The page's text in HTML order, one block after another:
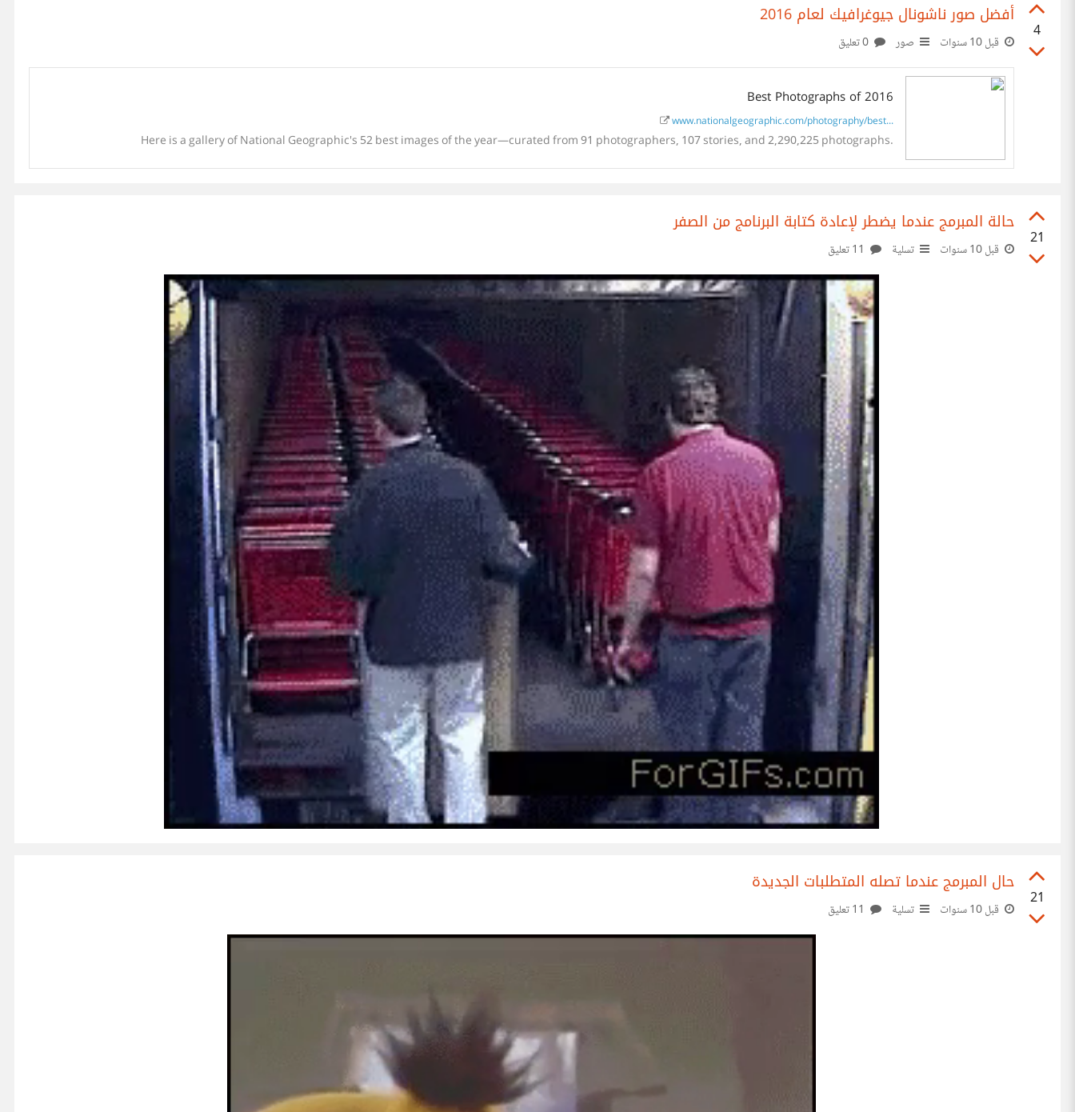
4
أفضل صور ناشونال جيوغرافيك لعام 2016
قبل 10 سنوات صور
Best Photographs of 2016
www.nationalgeographic.com/photography/best...
Here is a gallery of National Geographic's 52 best images of the year—curated from 91 photographers, 107 stories, and 2,290,225 photographs.
21
حالة المبرمج عندما يضطر لإعادة كتابة البرنامج من الصفر
قبل 10 سنوات تسلية
21
حال المبرمج عندما تصله المتطلبات الجديدة
قبل 10 سنوات تسلية